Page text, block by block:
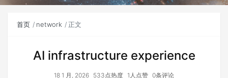
首页 network 正文
AI infrastructure experience
18 1 月, 2026 533点热度 1人点赞 0条评论